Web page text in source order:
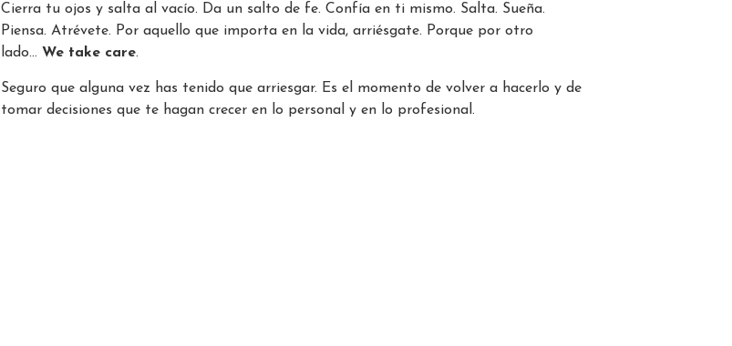
Cierra tu ojos y salta al vacío. Da un salto de fe. Confía en ti mismo. Salta. Sueña.
Piensa. Atrévete. Por aquello que importa en la vida, arriésgate. Porque por otro
lado… We take care.
Seguro que alguna vez has tenido que arriesgar. Es el momento de volver a hacerlo y de
tomar decisiones que te hagan crecer en lo personal y en lo profesional.